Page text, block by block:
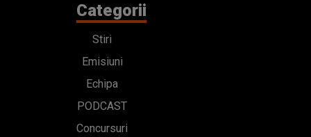
Categorii
Stiri
Emisiuni
Echipa
PODCAST
Concursuri